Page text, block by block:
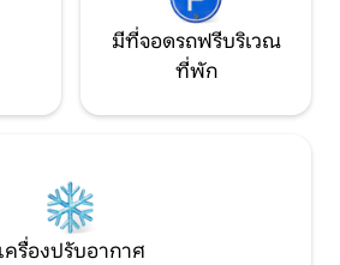
มีที่จอดรถฟรีบริเวณ
ที่พัก
เครื่องปรับอากาศ